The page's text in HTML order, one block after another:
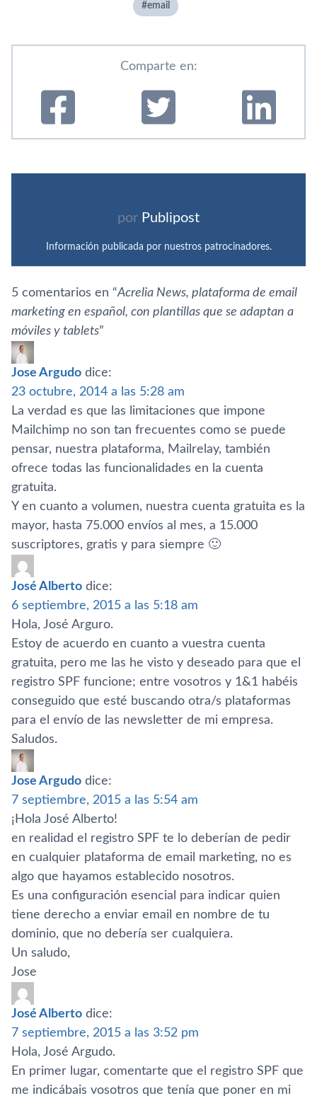
email
Comparte en:
por Publipost
Información publicada por nuestros patrocinadores.
5 comentarios en “Acrelia News, plataforma de email
marketing en español, con plantillas que se adaptan a
móviles y tablets”
Jose Argudo dice:
23 octubre, 2014 a las 5:28 am
La verdad es que las limitaciones que impone
Mailchimp no son tan frecuentes como se puede
pensar, nuestra plataforma, Mailrelay, también
ofrece todas las funcionalidades en la cuenta
gratuita.
Y en cuanto a volumen, nuestra cuenta gratuita es la
mayor, hasta 75.000 enví­os al mes, a 15.000
suscriptores, gratis y para siempre 🙂
José Alberto dice:
6 septiembre, 2015 a las 5:18 am
Hola, José Arguro.
Estoy de acuerdo en cuanto a vuestra cuenta
gratuita, pero me las he visto y deseado para que el
registro SPF funcione; entre vosotros y 1&1 habéis
conseguido que esté buscando otra/s plataformas
para el enví­o de las newsletter de mi empresa.
Saludos.
Jose Argudo dice:
7 septiembre, 2015 a las 5:54 am
¡Hola José Alberto!
en realidad el registro SPF te lo deberí­an de pedir
en cualquier plataforma de email marketing, no es
algo que hayamos establecido nosotros.
Es una configuración esencial para indicar quien
tiene derecho a enviar email en nombre de tu
dominio, que no deberí­a ser cualquiera.
Un saludo,
Jose
José Alberto dice:
7 septiembre, 2015 a las 3:52 pm
Hola, José Argudo.
En primer lugar, comentarte que el registro SPF que
me indicábais vosotros que tení­a que poner en mi